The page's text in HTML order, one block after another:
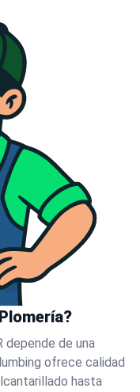
depende de una
ofrece calidad
hasta